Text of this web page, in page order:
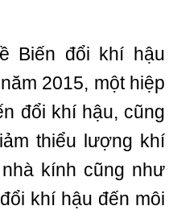
Biến đổi khí hậu
2015, một hiệp
đổi khí hậu, cũng
thiểu lượng khí
kính cũng như
khí hậu đến môi